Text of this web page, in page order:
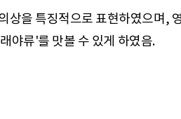
을 특징적으로 표현하였으며,
얻자 질투하는 할미와 두 사람의 관계가 잘 드러나는 장면을 보여주는 데 중점을 두는 등 캐릭터를 통해 탈춤 '동래야류'를 맛볼 수 있게 하였음.